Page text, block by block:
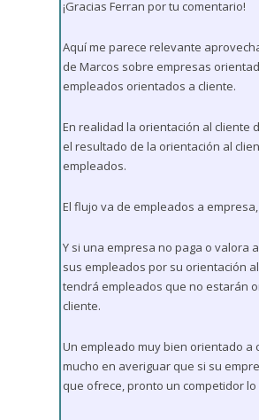
¡Gracias Ferran por tu comentario!
Aquí me parece relevante
de Marcos sobre empresas
empleados orientados a cliente.
En realidad la orientación al cliente
el resultado de la orientación al
empleados.
El flujo va de empleados a
Y si una empresa no paga o valora
sus empleados por su orientación
tendrá empleados que no estarán
cliente.
Un empleado muy bien orientado a
mucho en averiguar que si su
que ofrece, pronto un competidor lo